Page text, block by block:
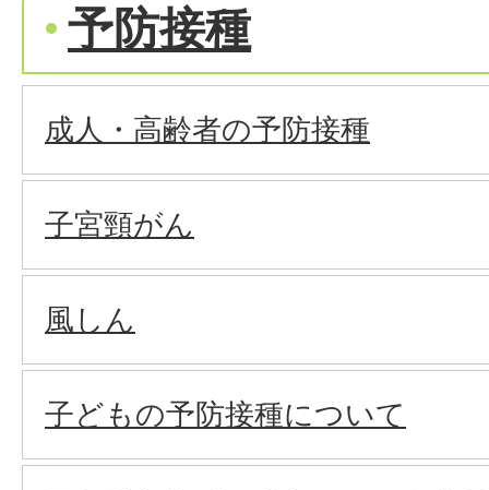
予防接種
成人・高齢者の予防接種
子宮頸がん
風しん
子どもの予防接種について